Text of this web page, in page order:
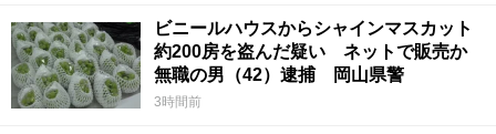
ビニールハウスからシャインマスカット
約200房を盗んだ疑い ネットで販売か
無職の男（42）逮捕 岡山県警
3時間前